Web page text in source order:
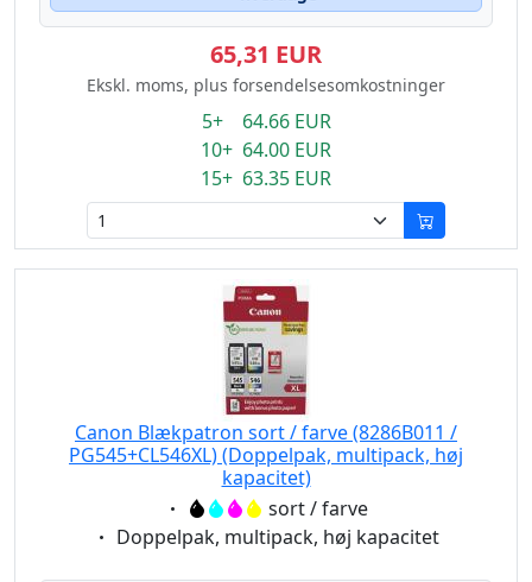
65,31 EUR
Ekskl. moms, plus forsendelsesomkostninger
5+ 64.66 EUR
10+ 64.00 EUR
15+ 63.35 EUR
Canon Blækpatron sort / farve (8286B011 /
PG545+CL546XL) (Doppelpak, multipack, høj
kapacitet)
Eigenschaft:sort / farve
Eigenschaft:
Doppelpak, multipack, høj kapacitet